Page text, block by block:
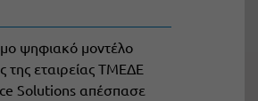
ψηφιακό μοντέλο
της εταιρείας ΤΜΕΔΕ
Solutions απέσπασε